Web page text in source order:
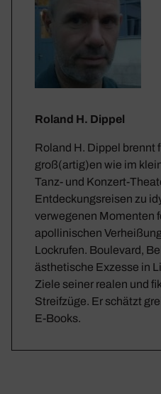
Roland H. Dippel
Roland H. Dippel brennt
groß(artig)en wie im
Tanz- und Konzert-
Entdeckungsreisen zu
verwegenen Momenten
apollinischen
Lockrufen. Boulevard,
ästhetische Exzesse in
Ziele seiner realen und
Streifzüge. Er schätzt
E-Books.